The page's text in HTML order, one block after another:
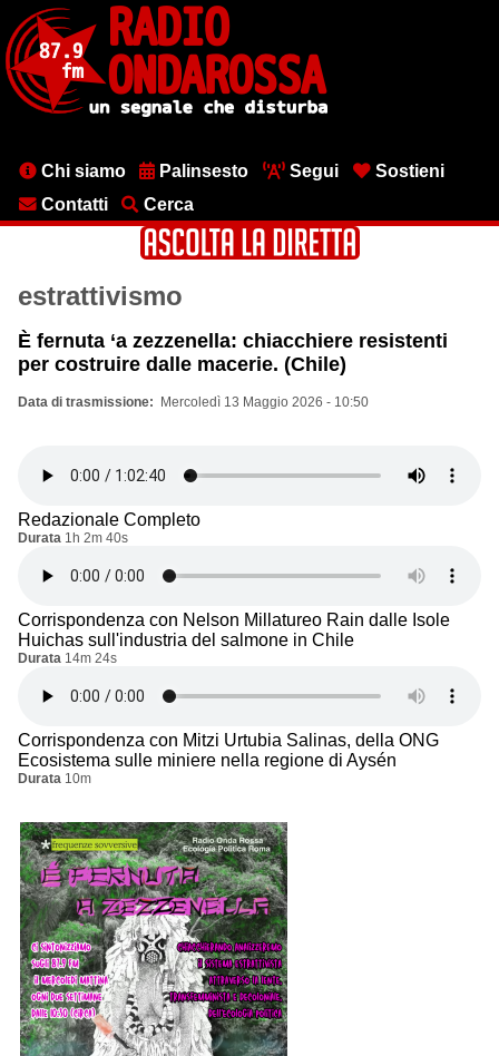
contenuto
principale
MenuChi siamo Palinsesto Segui
Sostieni
Contatti
Cerca
estrattivismo
È fernuta ‘a zezzenella: chiacchiere resistenti
per costruire dalle macerie. (Chile)
Data di trasmissione Mercoledì 13 Maggio 2026 - 10:50
Redazionale Completo
Durata 1h 2m 40s
Corrispondenza con Nelson Millatureo Rain dalle Isole
Huichas sull'industria del salmone in Chile
Durata 14m 24s
Corrispondenza con Mitzi Urtubia Salinas, della ONG
Ecosistema sulle miniere nella regione di Aysén
Durata 10m